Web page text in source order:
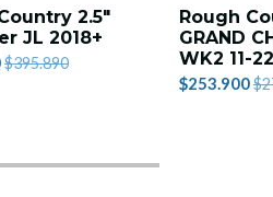
2.5"
JL 2018+
$395.890
Rough
GRAND
WK2 11-22
$253.900